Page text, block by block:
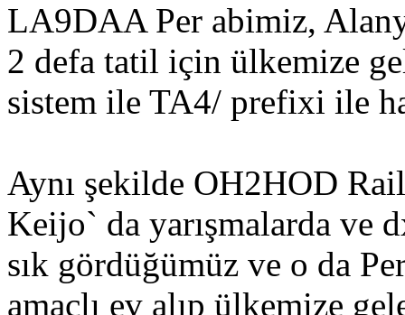
LA9DAA Per abimiz,
2 defa tatil için ülkemize
sistem ile TA4/ prefixi ile
Aynı şekilde OH2HOD
Keijo` da yarışmalarda ve
sık gördüğümüz ve o da
amaçlı ev alıp ülkemize